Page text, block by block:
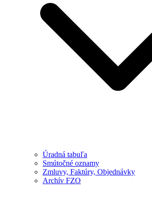
Úradná tabuľa
Smútočné oznamy
Zmluvy, Faktúry, Objednávky
Archív FZO